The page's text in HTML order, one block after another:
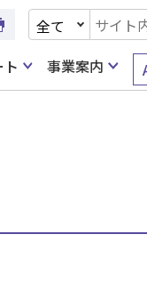
文書種別を選択
検索キ
事業案内